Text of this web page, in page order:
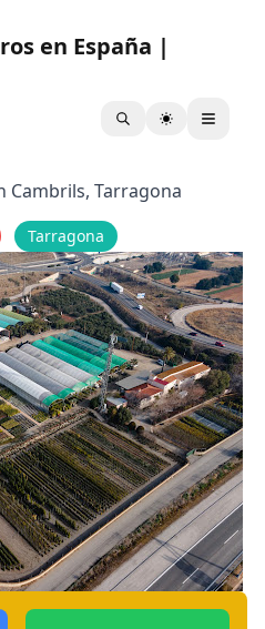
en España |
Cambrils, Tarragona
Tarragona